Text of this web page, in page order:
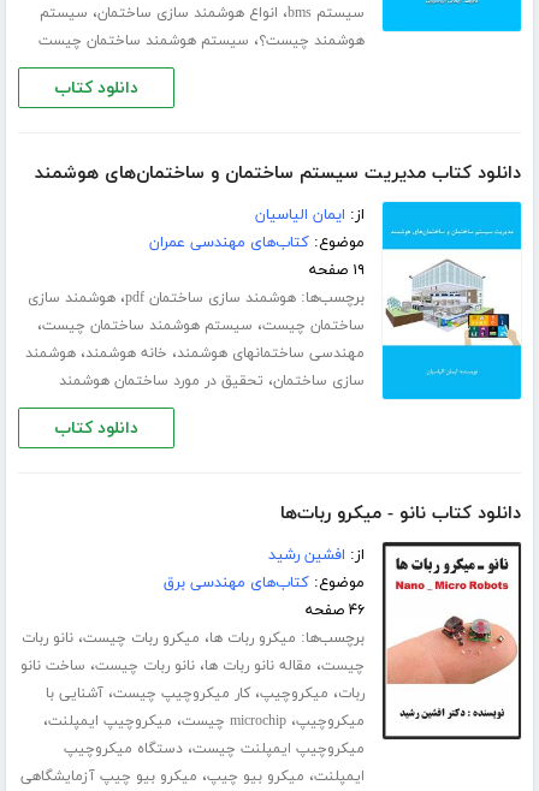
سیستم bms
، انواع هوشمند سازی ساختمان، سیستم
هوشمند چیست؟، سیستم هوشمند ساختمان چیست
دانلود کتاب
دانلود کتاب مدیریت سیستم ساختمان و ساختمان‌های هوشمند
از: ایمان الیاسیان
موضوع:کتاب‌های مهندسی عمران
۱۹ صفحه
برچسب‌ها:هوشمند سازی ساختمان pdf ،هوشمند سازی
ساختمان چیست، سیستم هوشمند ساختمان چیست،
مهندسی ساختمانهای هوشمند، خانه هوشمند،هوشمند
سازی ساختمان، تحقیق در مورد ساختمان هوشمند
دانلود کتاب
دانلود کتاب نانو - میکرو ربات‌ها
از: افشین رشید
موضوع:کتاب‌های مهندسی برق
۴۶ صفحه
برچسب‌ها: میکرو ربات ها، میکرو ربات چیست،نانو ربات
چیست، مقاله نانو ربات ها،نانو ربات چیست، ساخت نانو
ربات، میکروچیپ،کار میکروچیپ چیست،آشنایی با
میکروچیپ،microchip چیست ، میکروچیپ ایمپلنت،
میکروچیپ ایمپلنت چیست،دستگاه میکروچیپ
ایمپلنت، میکرو بیو چیپ، میکرو بیو چیپ آزمایشگاهی